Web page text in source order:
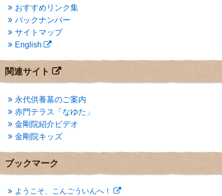
2014年5月 (1)
2014年4月
2014年1月(1)
2013年11月 (4)
2013年10月
2013年8月
(7)
2013年7月
(7)
2013年5月(13)
2013年4月(1)
2013年3月 (4)
2013年2月(6)
2013年1月(6)
2012年12月(7)
2012年11月(7)
2012年10月
2012年8月
(9)
おすすめリンク集
バックナンバー
サイトマップ
English
関連サイト
永代供養墓のご案内
赤門テラス「なゆた」
金剛院紹介ビデオ
金剛院キッズ
ブックマーク
ようこそ、こんごういんへ！